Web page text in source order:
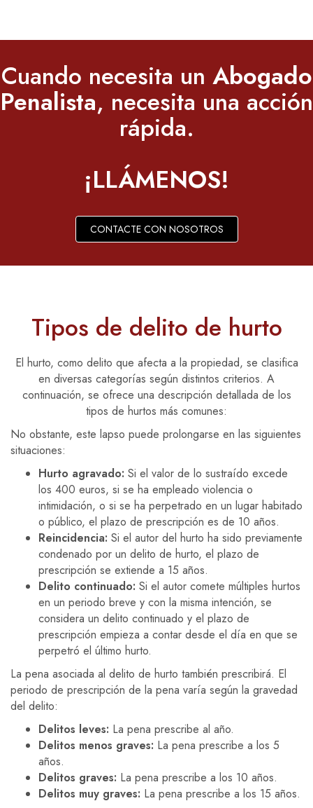
Cuando necesita un Abogado
Penalista, necesita una acción
rápida.
¡LLÁMENOS!
CONTACTE CON NOSOTROS
Tipos de delito de hurto
El hurto, como delito que afecta a la propiedad, se clasifica
en diversas categorías según distintos criterios. A
continuación, se ofrece una descripción detallada de los
tipos de hurtos más comunes:
No obstante, este lapso puede prolongarse en las siguientes
situaciones:
Hurto agravado: Si el valor de lo sustraído excede
los 400 euros, si se ha empleado violencia o
intimidación, o si se ha perpetrado en un lugar habitado
o público, el plazo de prescripción es de 10 años.
Reincidencia: Si el autor del hurto ha sido previamente
condenado por un delito de hurto, el plazo de
prescripción se extiende a 15 años.
Delito continuado: Si el autor comete múltiples hurtos
en un periodo breve y con la misma intención, se
considera un delito continuado y el plazo de
prescripción empieza a contar desde el día en que se
perpetró el último hurto.
La pena asociada al delito de hurto también prescribirá. El
periodo de prescripción de la pena varía según la gravedad
del delito:
Delitos leves: La pena prescribe al año.
Delitos menos graves: La pena prescribe a los 5
años.
Delitos graves: La pena prescribe a los 10 años.
Delitos muy graves: La pena prescribe a los 15 años.